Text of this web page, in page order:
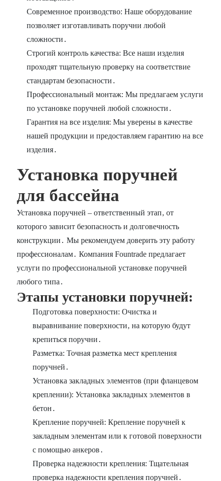
Современное производство: Наше оборудование
позволяет изготавливать поручни любой
сложности․
Строгий контроль качества: Все наши изделия
проходят тщательную проверку на соответствие
стандартам безопасности․
Профессиональный монтаж: Мы предлагаем услуги
по установке поручней любой сложности․
Гарантия на все изделия: Мы уверены в качестве
нашей продукции и предоставляем гарантию на все
изделия․
Установка поручней
для бассейна
Установка поручней – ответственный этап‚ от
которого зависит безопасность и долговечность
конструкции․ Мы рекомендуем доверить эту работу
профессионалам․ Компания Fountrade предлагает
услуги по профессиональной установке поручней
любого типа․
Этапы установки поручней:
Подготовка поверхности: Очистка и
выравнивание поверхности‚ на которую будут
крепиться поручни․
Разметка: Точная разметка мест крепления
поручней․
Установка закладных элементов (при фланцевом
креплении): Установка закладных элементов в
бетон․
Крепление поручней: Крепление поручней к
закладным элементам или к готовой поверхности
с помощью анкеров․
Проверка надежности крепления: Тщательная
проверка надежности крепления поручней․